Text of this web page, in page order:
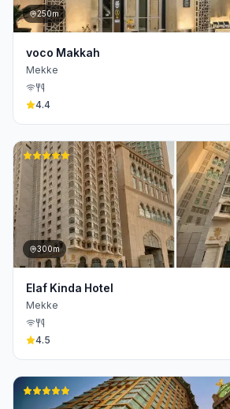
250m
voco Makkah
Mekke
4.4
300m
Elaf Kinda Hotel
Mekke
4.5